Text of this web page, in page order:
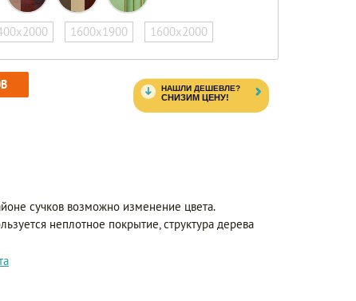
1600х1900 1600х2000
сучков возможно изменение цвета.
неплотное покрытие, структура дерева